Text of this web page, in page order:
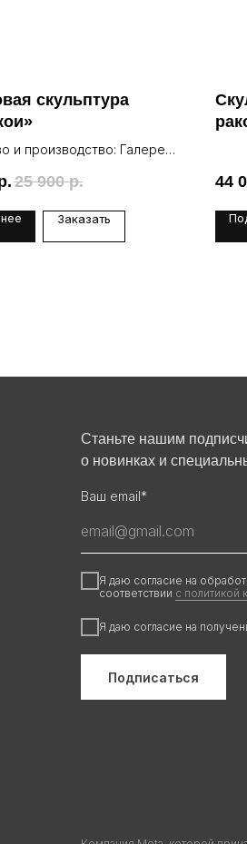
скульптура
и производство: Галерея
25 900 р.
Заказать
44
Станьте нашим
о новинках и
Ваш email*
Я даю согласие на
соответствии с политикой
Я даю согласие на
Подписаться